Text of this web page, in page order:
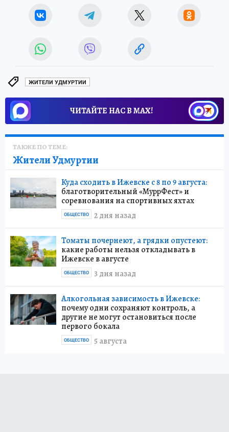
ЖИТЕЛИ УДМУРТИИ
ЧИТАЙТЕ НАС В МАХ!
ТАКЖЕ ПО ТЕМЕ:
Жители Удмуртии
Куда сходить в Ижевске с 8 по 9 августа:
благотворительный «МуррФест» и
соревнования на спортивных яхтах
2 дня назад
ОБЩЕСТВО
Томаты почернеют, а грядки опустеют:
какие работы нельзя откладывать в
Ижевске в августе
3 дня назад
ОБЩЕСТВО
Алкогольная зависимость в Ижевске:
почему одни сохраняют контроль, а
другие не могут остановиться после
первого бокала
5 августа
ОБЩЕСТВО